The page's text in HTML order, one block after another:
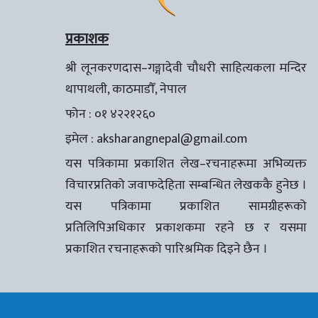
प्रकाशक
श्री लूनकरणदास–गङ्गादेवी चौधरी साहित्यकला मन्दिर
थापाथली, काठमाडौँ, नेपाल
फोन : ०१ ४२२१२६०
इमेल : aksharangnepal@gmail.com
यस पत्रिकामा प्रकाशित लेख–रचनाहरूमा अभिव्यक्त
विचारप्रतिको जवाफदेहिता सम्बन्धित लेखककै हुनेछ ।
यस पत्रिकामा प्रकाशित सामग्रीहरूको
प्रतिलिपिअधिकार प्रकाशकमा रहने छ र यसमा
प्रकाशित रचनाहरूको पारिश्रमिक दिइने छैन ।